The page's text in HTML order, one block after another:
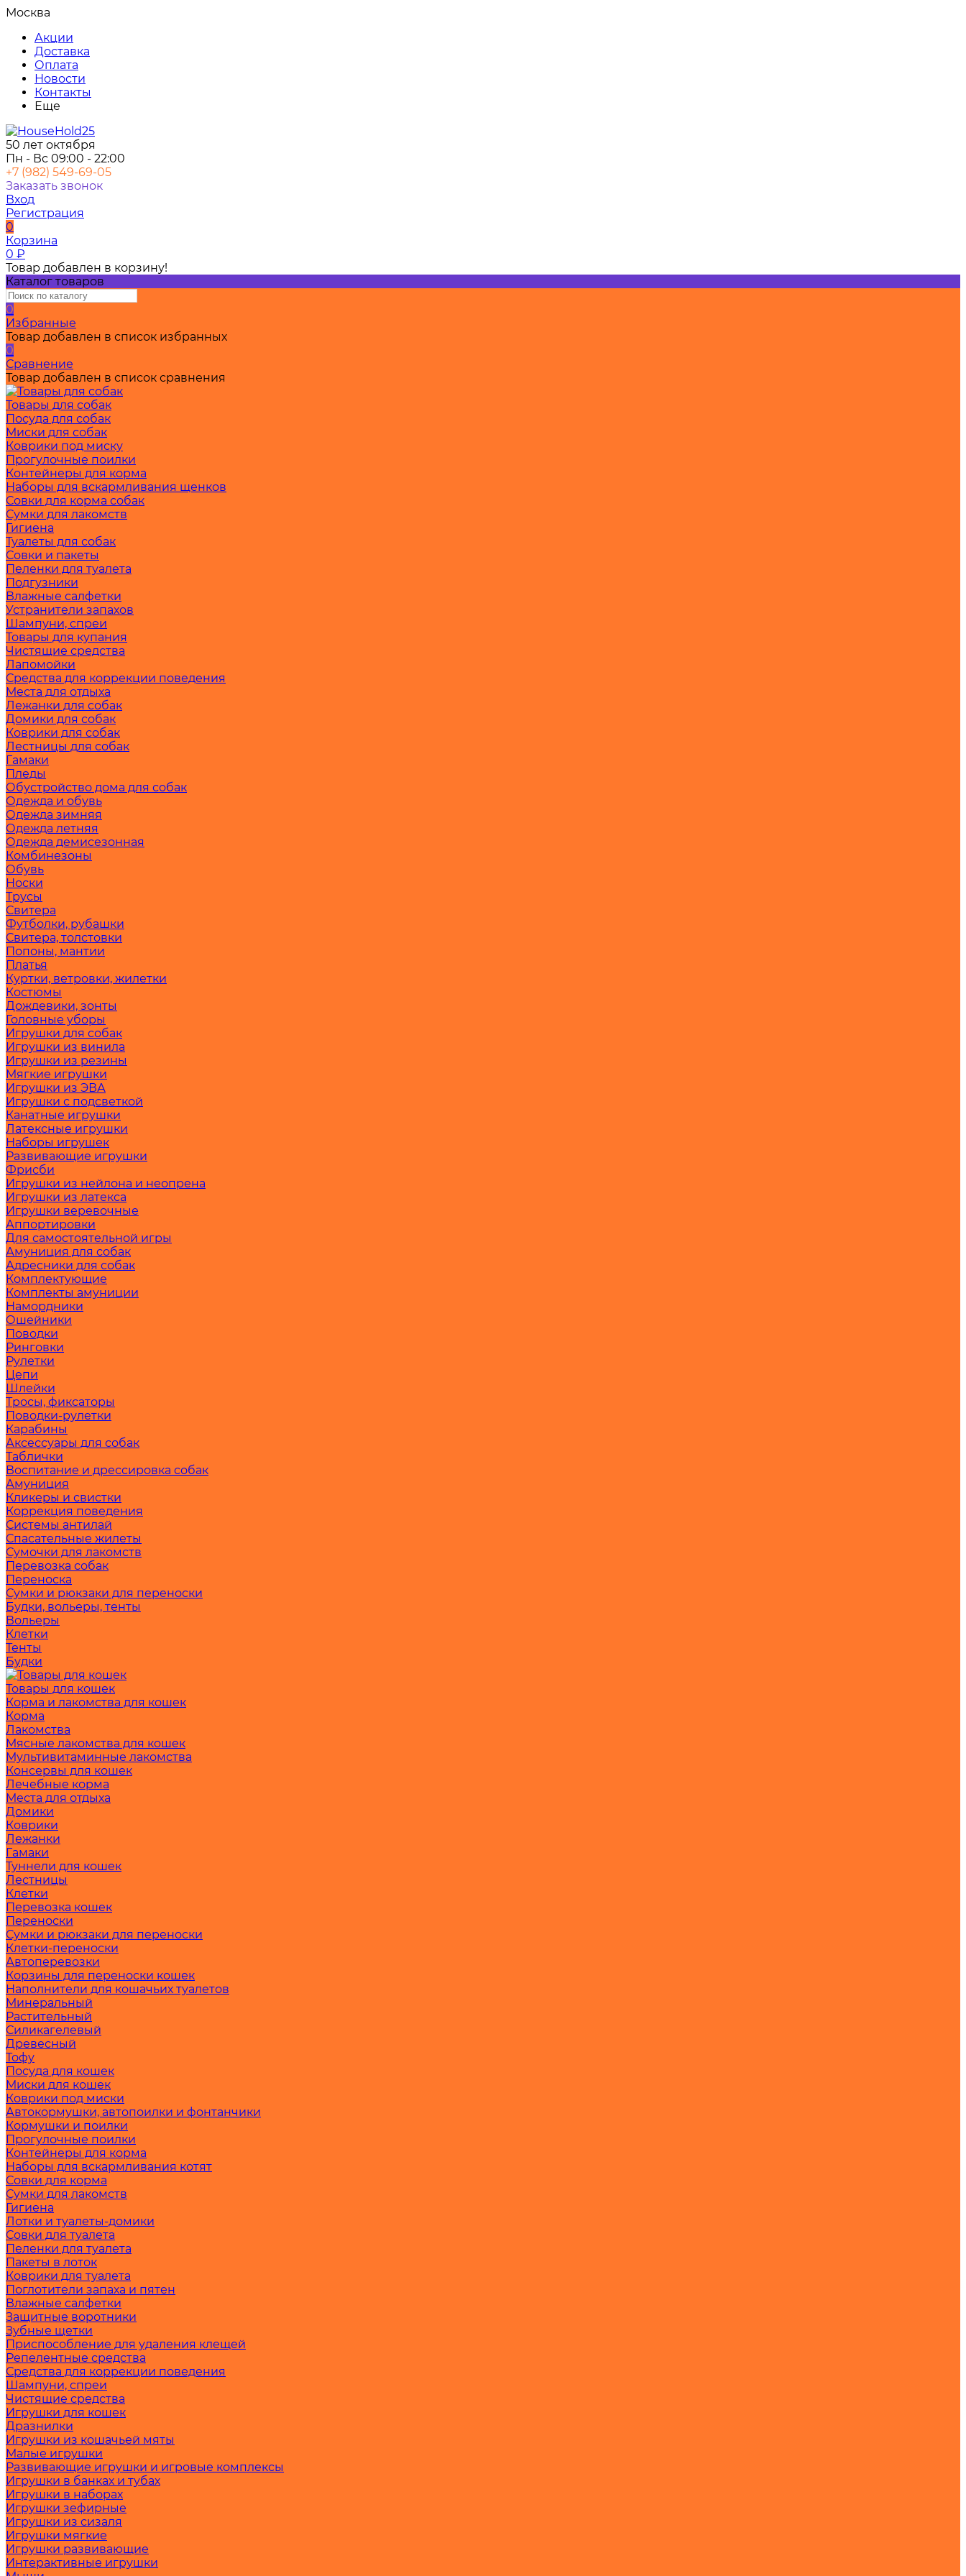
Москва
Акции
Доставка
Оплата
Новости
Контакты
Еще
50 лет октября
Пн - Вс 09:00 - 22:00
+7 (982) 549-69-05
Заказать звонок
Вход
Регистрация
0
Корзина
0 ₽
Товар добавлен в корзину!
Каталог товаров
0
Избранные
Товар добавлен в список избранных
0
Сравнение
Товар добавлен в список сравнения
Товары для собак
Посуда для собак
Миски для собак
Коврики под миску
Прогулочные поилки
Контейнеры для корма
Наборы для вскармливания щенков
Совки для корма собак
Сумки для лакомств
Гигиена
Туалеты для собак
Совки и пакеты
Пеленки для туалета
Подгузники
Влажные салфетки
Устранители запахов
Шампуни, спреи
Товары для купания
Чистящие средства
Лапомойки
Средства для коррекции поведения
Места для отдыха
Лежанки для собак
Домики для собак
Коврики для собак
Лестницы для собак
Гамаки
Пледы
Обустройство дома для собак
Одежда и обувь
Одежда зимняя
Одежда летняя
Одежда демисезонная
Комбинезоны
Обувь
Носки
Трусы
Свитера
Футболки, рубашки
Свитера, толстовки
Попоны, мантии
Платья
Куртки, ветровки, жилетки
Костюмы
Дождевики, зонты
Головные уборы
Игрушки для собак
Игрушки из винила
Игрушки из резины
Мягкие игрушки
Игрушки из ЭВА
Игрушки с подсветкой
Канатные игрушки
Латексные игрушки
Наборы игрушек
Развивающие игрушки
Фрисби
Игрушки из нейлона и неопрена
Игрушки из латекса
Игрушки веревочные
Аппортировки
Для самостоятельной игры
Амуниция для собак
Адресники для собак
Комплектующие
Комплекты амуниции
Намордники
Ошейники
Поводки
Ринговки
Рулетки
Цепи
Шлейки
Тросы, фиксаторы
Поводки-рулетки
Карабины
Аксессуары для собак
Таблички
Воспитание и дрессировка собак
Амуниция
Кликеры и свистки
Коррекция поведения
Системы антилай
Спасательные жилеты
Сумочки для лакомств
Перевозка собак
Переноска
Сумки и рюкзаки для переноски
Будки, вольеры, тенты
Вольеры
Клетки
Тенты
Будки
Товары для кошек
Корма и лакомства для кошек
Корма
Лакомства
Мясные лакомства для кошек
Мультивитаминные лакомства
Консервы для кошек
Лечебные корма
Места для отдыха
Домики
Коврики
Лежанки
Гамаки
Туннели для кошек
Лестницы
Клетки
Перевозка кошек
Переноски
Сумки и рюкзаки для переноски
Клетки-переноски
Автоперевозки
Корзины для переноски кошек
Наполнители для кошачьих туалетов
Минеральный
Растительный
Силикагелевый
Древесный
Тофу
Посуда для кошек
Миски для кошек
Коврики под миски
Автокормушки, автопоилки и фонтанчики
Кормушки и поилки
Прогулочные поилки
Контейнеры для корма
Наборы для вскармливания котят
Совки для корма
Сумки для лакомств
Гигиена
Лотки и туалеты-домики
Совки для туалета
Пеленки для туалета
Пакеты в лоток
Коврики для туалета
Поглотители запаха и пятен
Влажные салфетки
Защитные воротники
Зубные щетки
Приспособление для удаления клещей
Репелентные средства
Средства для коррекции поведения
Шампуни, спреи
Чистящие средства
Игрушки для кошек
Дразнилки
Игрушки из кошачьей мяты
Малые игрушки
Развивающие игрушки и игровые комплексы
Игрушки в банках и тубах
Игрушки в наборах
Игрушки зефирные
Игрушки из сизаля
Игрушки мягкие
Игрушки развивающие
Интерактивные игрушки